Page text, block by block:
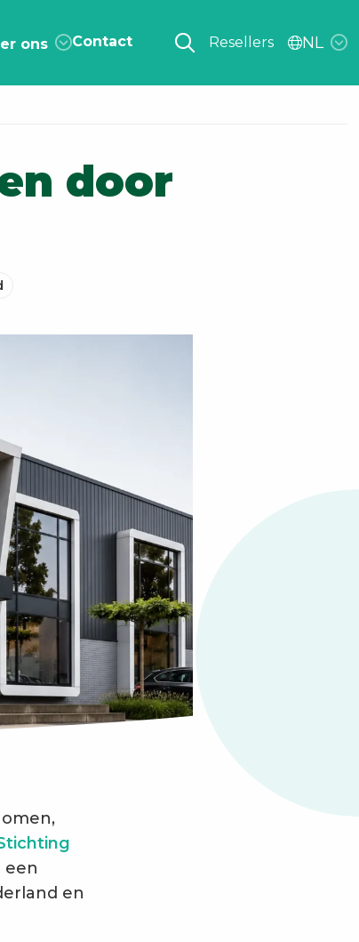
ons Contact Resellers NL
door
een
en